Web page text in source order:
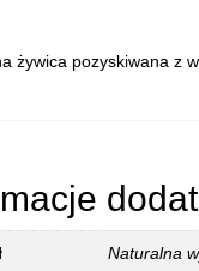
żywica pozyskiwana z
Naturalna